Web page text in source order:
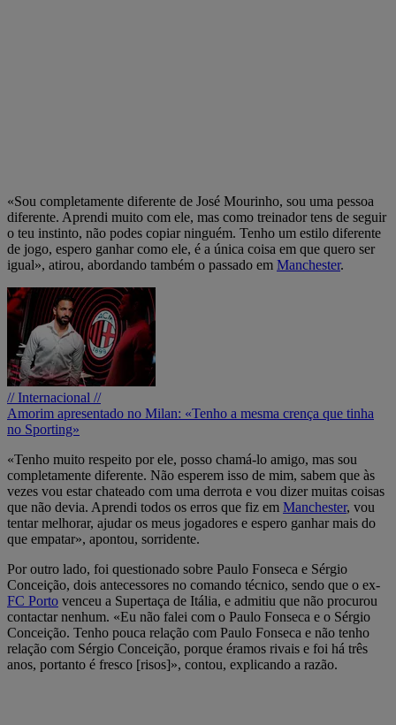
«Sou completamente diferente de José Mourinho, sou uma pessoa
diferente. Aprendi muito com ele, mas como treinador tens de seguir
o teu instinto, não podes copiar ninguém. Tenho um estilo diferente
de jogo, espero ganhar como ele, é a única coisa em que quero ser
igual», atirou, abordando também o passado em Manchester.
// Internacional //
Amorim apresentado no Milan: «Tenho a mesma crença que tinha
no Sporting»
«Tenho muito respeito por ele, posso chamá-lo amigo, mas sou
completamente diferente. Não esperem isso de mim, sabem que às
vezes vou estar chateado com uma derrota e vou dizer muitas coisas
que não devia. Aprendi todos os erros que fiz em Manchester, vou
tentar melhorar, ajudar os meus jogadores e espero ganhar mais do
que empatar», apontou, sorridente.
Por outro lado, foi questionado sobre Paulo Fonseca e Sérgio
Conceição, dois antecessores no comando técnico, sendo que o ex-
FC Porto venceu a Supertaça de Itália, e admitiu que não procurou
contactar nenhum. «Eu não falei com o Paulo Fonseca e o Sérgio
Conceição. Tenho pouca relação com Paulo Fonseca e não tenho
relação com Sérgio Conceição, porque éramos rivais e foi há três
anos, portanto é fresco [risos]», contou, explicando a razão.